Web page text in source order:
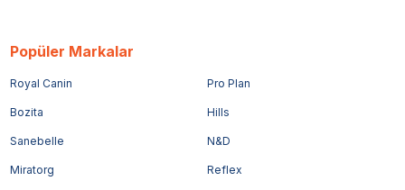
Popüler Markalar
Royal Canin Pro Plan
Bozita Hills
Sanebelle N&D
Miratorg Reflex